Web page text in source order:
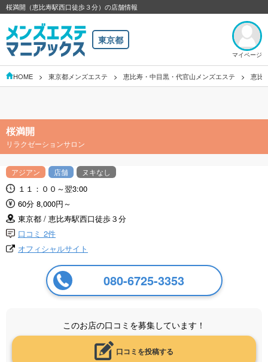
桜満開（恵比寿駅西口徒歩３分）の店舗情報
東京都
マイページ
HOME 東京都メンズエステ 恵比寿・中目黒・代官山メンズエステ 恵比
桜満開
リラクゼーションサロン
アジアン 店舗 ヌキなし
１１：００～翌3:00
60分 8,000円～
東京都 / 恵比寿駅西口徒歩３分
口コミ 2件
オフィシャルサイト
080-6725-3353
このお店の口コミを募集しています！
口コミを投稿する